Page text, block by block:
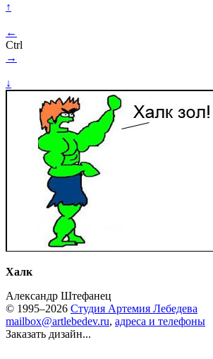
↑
←
Ctrl
→
↓
Халк
Александр Штефанец
© 1995–2026 Студия Артемия Лебедева
mailbox@artlebedev.ru, адреса и телефоны
Заказать дизайн...